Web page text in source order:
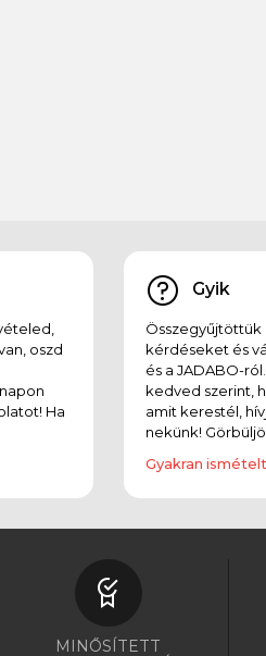
oszd
Ha
Gyik
kérdéseket és
és a JADABO-
kedved szerint,
amit kerestél,
nekünk!
Gyakran
MINŐSÍTETT